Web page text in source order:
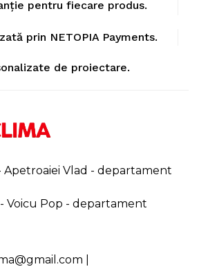
pentru fiecare produs.
prin NETOPIA Payments.
de proiectare.
Apetroaiei Vlad - departament
Voicu Pop - departament